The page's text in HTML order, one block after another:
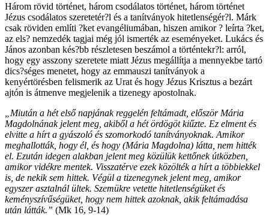
Három rövid történet, három csodálatos történet, három történet
Jézus csodálatos szeretetér?l és a tanítványok hitetlenségér?l. Márk
csak röviden említi ?ket evangéliumában, hiszen amikor ? leírta ?ket,
az els? nemzedék tagjai még jól ismerték az eseményeket. Lukács és
János azonban kés?bb részletesen beszámol a történtekr?l: arról,
hogy egy asszony szeretete miatt Jézus megállítja a mennyekbe tartó
dics?séges menetet, hogy az emmauszi tanítványok a
kenyértörésben felismerik az Urat és hogy Jézus Krisztus a bezárt
ajtón is átmenve megjelenik a tizenegy apostolnak.
„Miután a hét első napjának reggelén feltámadt, először Mária
Magdolnának jelent meg, akiből a hét ördögöt kiűzte. Ez elment és
elvitte a hírt a gyászoló és szomorkodó tanítványoknak. Amikor
meghallották, hogy él, és hogy (Mária Magdolna) látta, nem hitték
el. Ezután idegen alakban jelent meg közülük kettőnek útközben,
amikor vidékre mentek. Visszatérve ezek közölték a hírt a többiekkel
is, de nekik sem hittek. Végül a tizenegynek jelent meg, amikor
egyszer asztalnál ültek. Szemükre vetette hitetlenségüket és
keményszívűségüket, hogy nem hittek azoknak, akik feltámadása
után látták.” (Mk 16, 9-14)